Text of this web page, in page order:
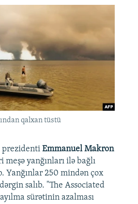
qalxan tüstü
prezidenti Emmanuel Makron
meşə yanğınları ilə bağlı
Yanğınlar 250 mindən çox
salıb. "The Associated
sürətinin azalması